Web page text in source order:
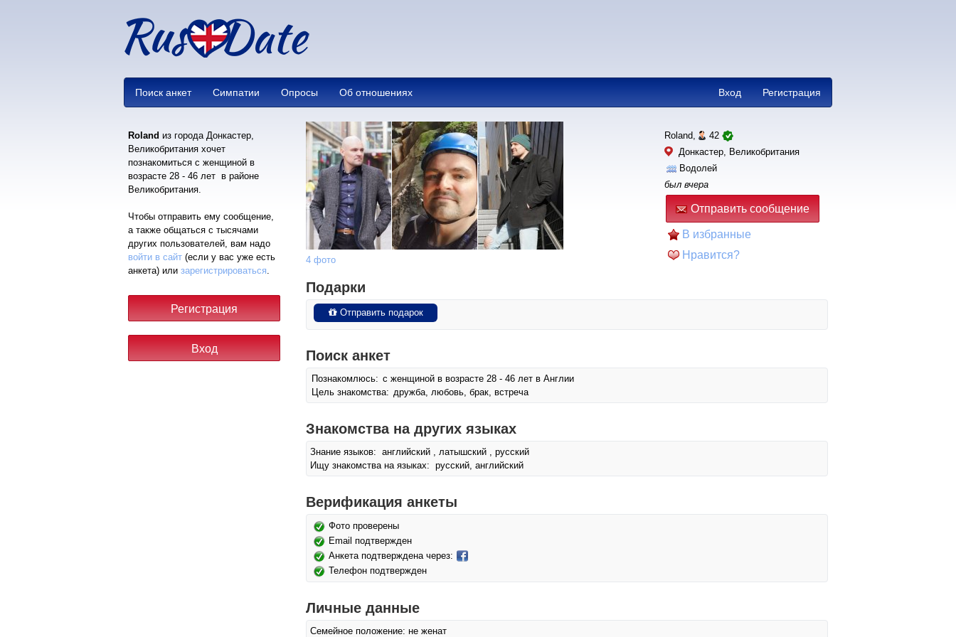
Поиск анкет Симпатии Опросы Об отношениях Регистрация
Вход
Roland из города Донкастер,
Великобритания хочет
познакомиться с женщиной в
возрасте 28 - 46 лет в районе
Великобритания.
Чтобы отправить ему сообщение,
а также общаться с тысячами
других пользователей, вам надо
войти в сайт (если у вас уже есть
анкета) или зарегистрироваться.
4 фото
Roland,
42
Донкастер, Великобритания
Водолей
был вчера
Отправить сообщение
В избранные
Нравится?
Подарки
Отправить подарок
Поиск анкет
Познакомлюсь: с женщиной в возрасте 28 - 46 лет в Англии
Цель знакомства: дружба, любовь, брак, встреча
Знакомства на других языках
Знание языков: английский , латышский , русский
Ищу знакомства на языках: русский, английский
Верификация анкеты
Фото проверены
Email подтвержден
Анкета подтверждена через:
Телефон подтвержден
Личные данные
Семейное положение: не женат